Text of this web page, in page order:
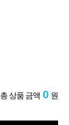
총 상품 금액 0 원